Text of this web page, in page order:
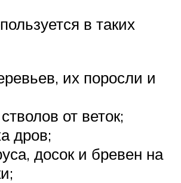
в таких
их поросли и
от веток;
дров;
досок и бревен на